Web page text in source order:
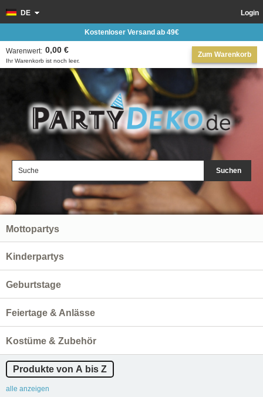
Suchen
Login
DE
Zum Warenkorb
Ihr Warenkorb ist noch leer.
Warenwert: 0,00 €
Kostenloser Versand ab 49€
Mottopartys
Kinderpartys
Geburtstage
Feiertage & Anlässe
Kostüme & Zubehör
Produkte von A bis Z
alle anzeigen